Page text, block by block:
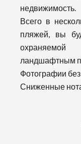
недвижимость.
Всего в
пляжей, вы
ландшафтным
Фотографии
Сниженные